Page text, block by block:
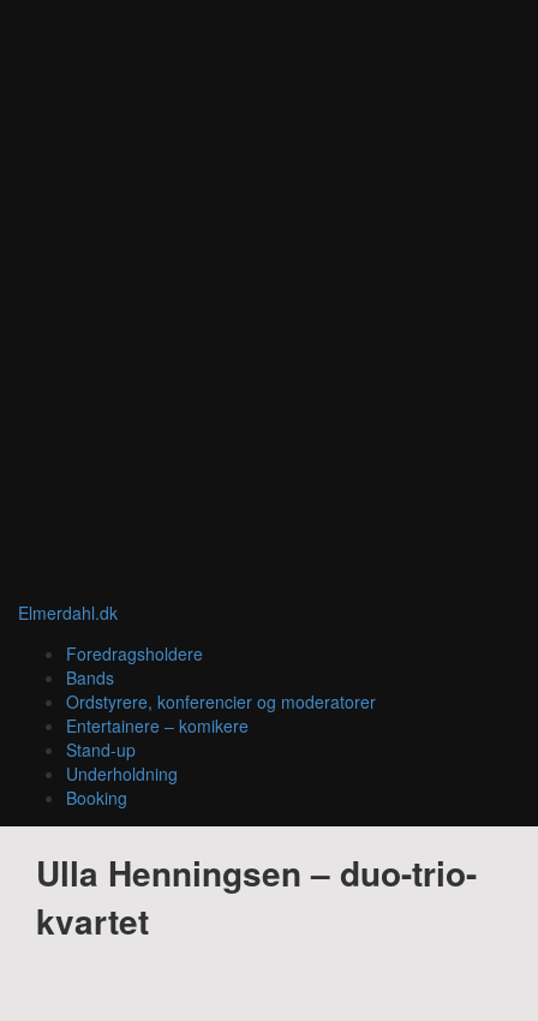
Elmerdahl.dk
Foredragsholdere
Bands
Ordstyrere, konferencier og moderatorer
Entertainere – komikere
Stand-up
Underholdning
Booking
Ulla Henningsen – duo-trio-
kvartet